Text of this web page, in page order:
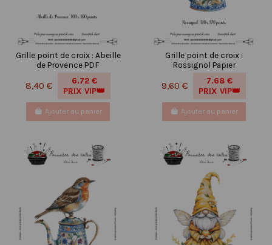
Grille point de croix : Abeille
de Provence PDF
8,40 €
6.72 €
PRIX VIP👑
Ajouter au panier
Grille point de croix :
Rossignol Papier
9,60 €
7.68 €
PRIX VIP👑
Ajouter au panier